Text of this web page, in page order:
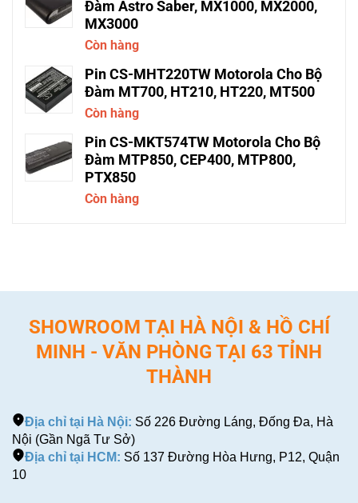
Đàm Astro Saber, MX1000, MX2000,
MX3000
Còn hàng
Pin CS-MHT220TW Motorola Cho Bộ
Đàm MT700, HT210, HT220, MT500
Còn hàng
Pin CS-MKT574TW Motorola Cho Bộ
Đàm MTP850, CEP400, MTP800,
PTX850
Còn hàng
SHOWROOM TẠI HÀ NỘI & HỒ CHÍ
MINH - VĂN PHÒNG TẠI 63 TỈNH
THÀNH
Địa chỉ tại Hà Nội: Số 226 Đường Láng, Đống Đa, Hà
Nội (Gần Ngã Tư Sở)
Địa chỉ tại HCM: Số 137 Đường Hòa Hưng, P12, Quận
10